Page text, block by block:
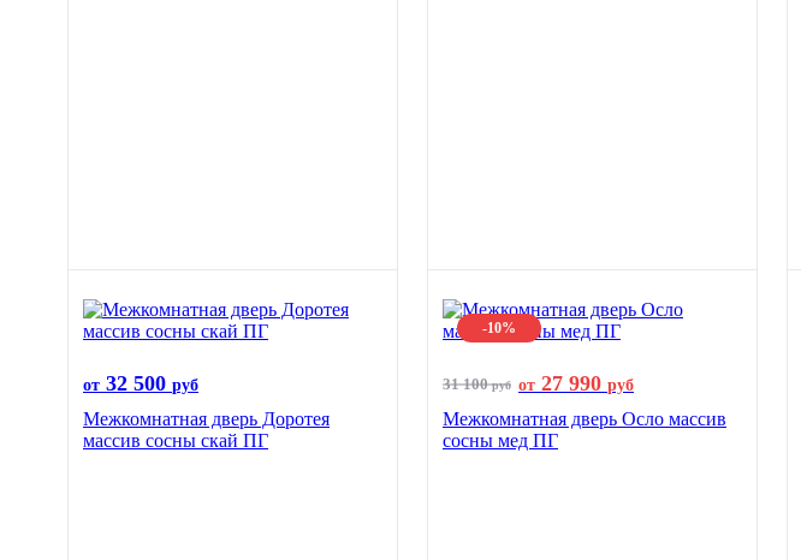
от 32 500 руб
Межкомнатная дверь Доротея
массив сосны скай ПГ
-10%
31 100руб от 27 990 руб
Межкомнатная дверь Осло массив
сосны мед ПГ